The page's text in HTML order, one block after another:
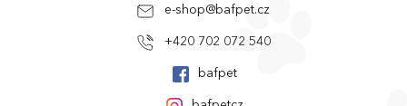
e-shop@bafpet.cz
+420 702 072 540
bafpet